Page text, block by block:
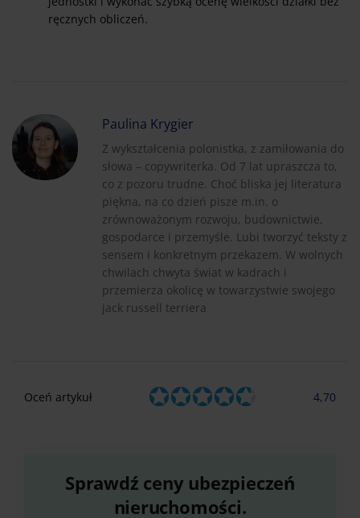
ręcznych obliczeń.
Paulina Krygier
Z wykształcenia polonistka, z zamiłowania do
słowa – copywriterka. Od 7 lat upraszcza to,
co z pozoru trudne. Choć bliska jej literatura
piękna, na co dzień pisze m.in. o
zrównoważonym rozwoju, budownictwie,
gospodarce i przemyśle. Lubi tworzyć teksty z
sensem i konkretnym przekazem. W wolnych
chwilach chwyta świat w kadrach i
przemierza okolicę w towarzystwie swojego
jack russell terriera
Oceń artykuł 4,70
Sprawdź ceny ubezpieczeń
nieruchomości.